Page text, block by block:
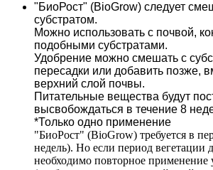
"БиоРост" (BioGrow) следует
субстратом.
Можно использовать с почвой,
подобными субстратами.
Удобрение можно смешать с
пересадки или добавить позже,
верхний слой почвы.
Питательные вещества будут
высвобождаться в течение 8
*Только одно применение
"БиоРост" (BioGrow) требуется в
недель). Но если период вегетации
необходимо повторное применение